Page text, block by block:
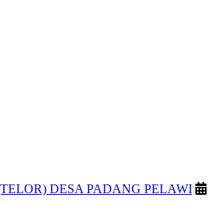
DESA PADANG PELAWI